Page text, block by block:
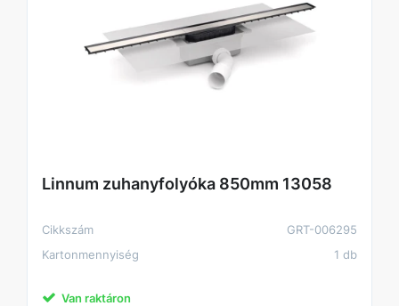
Linnum zuhanyfolyóka 850mm 13058
Cikkszám
GRT-006295
Kartonmennyiség
1 db
Van raktáron